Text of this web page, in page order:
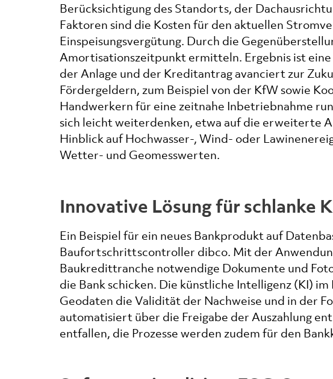
Berücksichtigung des Standorts, der
Faktoren sind die Kosten für den aktuellen
Einspeisungsvergütung. Durch die
Amortisationszeitpunkt ermitteln. Ergebnis ist
der Anlage und der Kreditantrag avanciert zur
Fördergeldern, zum Beispiel von der KfW sowie
Handwerkern für eine zeitnahe Inbetriebnahme
sich leicht weiterdenken, etwa auf die erweiterte
Hinblick auf Hochwasser-, Wind- oder
Wetter- und Geomesswerten.
Innovative Lösung für schlanke
Ein Beispiel für ein neues Bankprodukt auf
Baufortschrittscontroller dibco. Mit der
Baukredittranche notwendige Dokumente und
die Bank schicken. Die künstliche Intelligenz (KI)
Geodaten die Validität der Nachweise und in der
automatisiert über die Freigabe der Auszahlung
entfallen, die Prozesse werden zudem für den